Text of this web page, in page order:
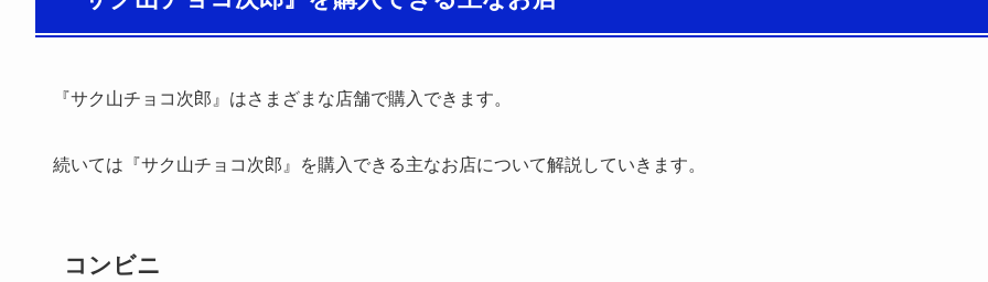
『サク山チョコ次郎』はさまざまな店舗で購入できます。
続いては『サク山チョコ次郎』を購入できる主なお店について解説していきます。
コンビニ